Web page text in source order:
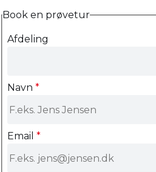
Book en prøvetur
Afdeling
Navn *
Email *